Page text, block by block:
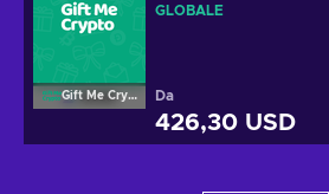
Gift Me Crypto
GLOBALE
Da
426,30 USD